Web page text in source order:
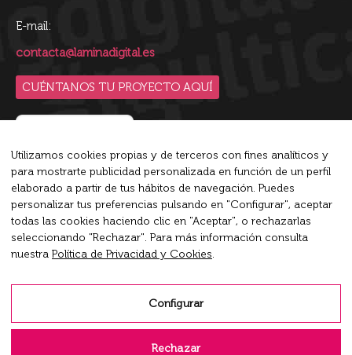
E-mail:
contacta@laminadigital.es
CUÉNTANOS TU PROYECTO AQUÍ
Blip es la plataforma de conversaciones inteligente líder
del mercado que empodera a las empresas a conversar en
su máximo potencial.
opensopensopens
Utilizamos cookies propias y de terceros con fines analíticos y
para mostrarte publicidad personalizada en función de un perfil
elaborado a partir de tus hábitos de navegación. Puedes
personalizar tus preferencias pulsando en "Configurar", aceptar
todas las cookies haciendo clic en "Aceptar", o rechazarlas
seleccionando "Rechazar". Para más información consulta
nuestra Política de Privacidad y Cookies.
Configurar
Rechazar